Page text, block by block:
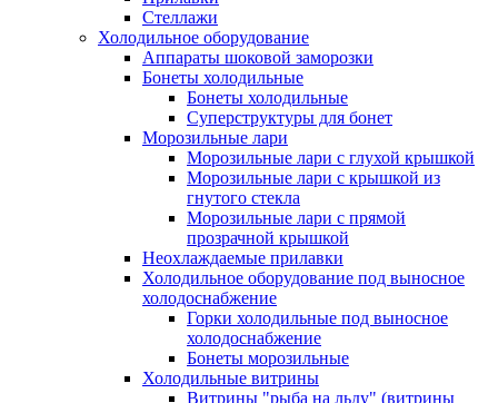
Стеллажи
Холодильное оборудование
Аппараты шоковой заморозки
Бонеты холодильные
Бонеты холодильные
Суперструктуры для бонет
Морозильные лари
Морозильные лари с глухой крышкой
Морозильные лари с крышкой из
гнутого стекла
Морозильные лари с прямой
прозрачной крышкой
Неохлаждаемые прилавки
Холодильное оборудование под выносное
холодоснабжение
Горки холодильные под выносное
холодоснабжение
Бонеты морозильные
Холодильные витрины
Витрины "рыба на льду" (витрины